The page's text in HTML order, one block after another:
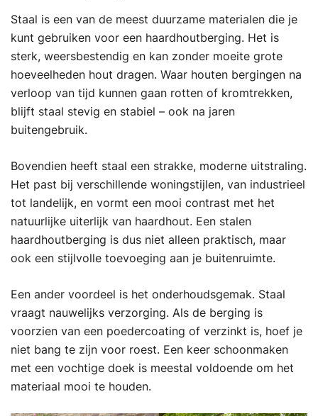
Staal is een van de meest duurzame materialen die je
kunt gebruiken voor een haardhoutberging. Het is
sterk, weersbestendig en kan zonder moeite grote
hoeveelheden hout dragen. Waar houten bergingen na
verloop van tijd kunnen gaan rotten of kromtrekken,
blijft staal stevig en stabiel – ook na jaren
buitengebruik.
Bovendien heeft staal een strakke, moderne uitstraling.
Het past bij verschillende woningstijlen, van industrieel
tot landelijk, en vormt een mooi contrast met het
natuurlijke uiterlijk van haardhout. Een stalen
haardhoutberging is dus niet alleen praktisch, maar
ook een stijlvolle toevoeging aan je buitenruimte.
Een ander voordeel is het onderhoudsgemak. Staal
vraagt nauwelijks verzorging. Als de berging is
voorzien van een poedercoating of verzinkt is, hoef je
niet bang te zijn voor roest. Een keer schoonmaken
met een vochtige doek is meestal voldoende om het
materiaal mooi te houden.